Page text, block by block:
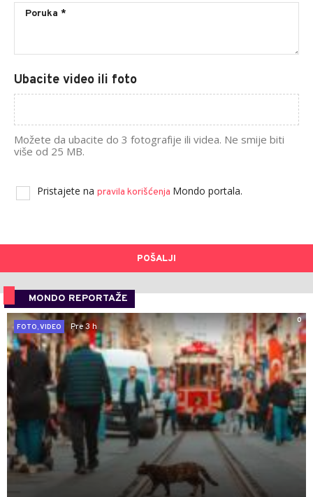
Ubacite video ili foto
Možete da ubacite do 3 fotografije ili videa. Ne smije biti
više od 25 MB.
Pristajete na pravila korišćenja Mondo portala.
POŠALJI
MONDO REPORTAŽE
0
FOTO, VIDEO
Pre 3 h